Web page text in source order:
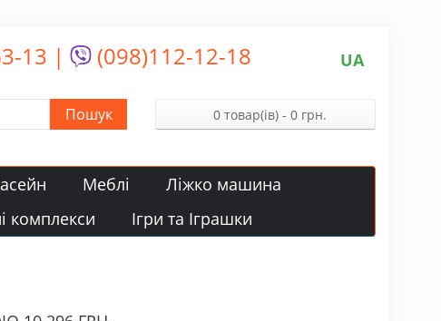
13 | (098)112-12-18 UA
Пошук 0 товар(ів) - 0 грн.
Меблі
Ліжко машина
комплекси Ігри та Іграшки